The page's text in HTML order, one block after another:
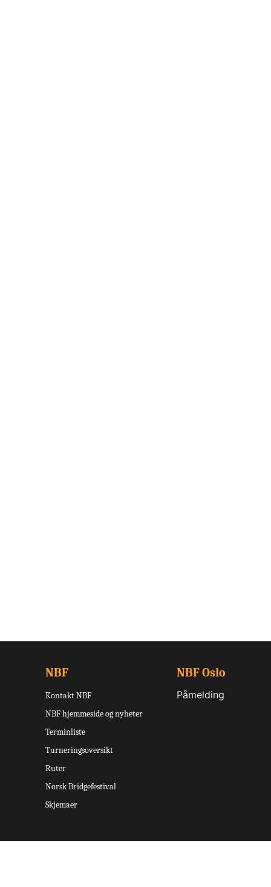
NBF
Kontakt NBF
NBF hjemmeside og nyheter
Terminliste
Turneringsoversikt
Ruter
Norsk Bridgefestival
Skjemaer
NBF Oslo
Påmelding